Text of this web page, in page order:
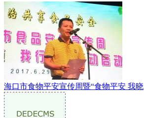
海口市食物平安宣传周暨“食物平安 我晓